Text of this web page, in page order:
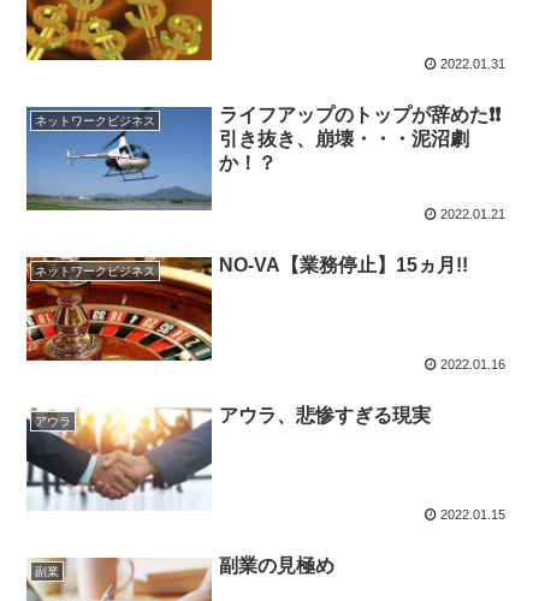
2022.01.31
ネットワークビジネス
ライフアップのトップが辞めた❗️❗️
引き抜き、崩壊・・・泥沼劇
か！？
2022.01.21
ネットワークビジネス NO-VA【業務停止】15ヵ月!!
2022.01.16
アウラ アウラ、悲惨すぎる現実
2022.01.15
副業 副業の見極め